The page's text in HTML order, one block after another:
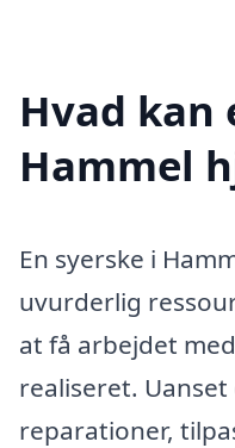
Hvad kan
Hammel
En syerske i
uvurderlig
at få arbejdet
realiseret.
reparationer,